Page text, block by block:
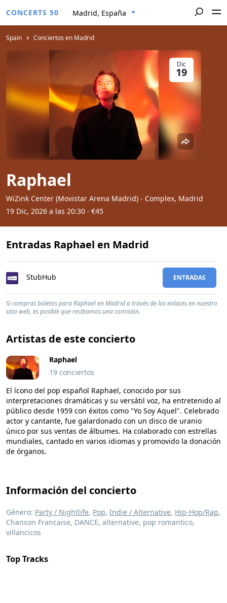
CONCERTS 50 Madrid, España
Spain Conciertos en Madrid
Raphael
19 Dic, 2026 a las 20:30 · €45
WiZink Center (Movistar Arena Madrid) - Complex, Madrid
Dic
19
Entradas Raphael en Madrid
StubHub ENTRADAS
Si compras boletos para Raphael en Madrid a través de los enlaces en nuestro
sitio web, es posible que recibamos una comisión.
Artistas de este concierto
Raphael
19 conciertos
El ícono del pop español Raphael, conocido por sus
interpretaciones dramáticas y su versátil voz, ha entretenido al
público desde 1959 con éxitos como "Yo Soy Aquel". Celebrado
actor y cantante, fue galardonado con un disco de uranio
único por sus ventas de álbumes. Ha colaborado con estrellas
mundiales, cantado en varios idiomas y promovido la donación
de órganos.
Información del concierto
Género: Party / Nightlife, Pop, Indie / Alternative, Hip-Hop/Rap,
Chanson Francaise, DANCE, alternative, pop romantico,
villancicos
Top Tracks